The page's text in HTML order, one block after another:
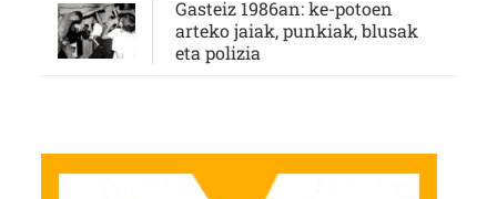
Gasteiz 1986an: ke-potoen
arteko jaiak, punkiak, blusak
eta polizia